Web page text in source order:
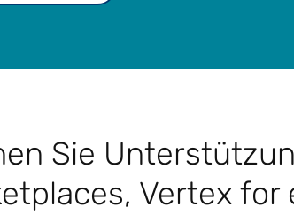
Sie
Vertex for